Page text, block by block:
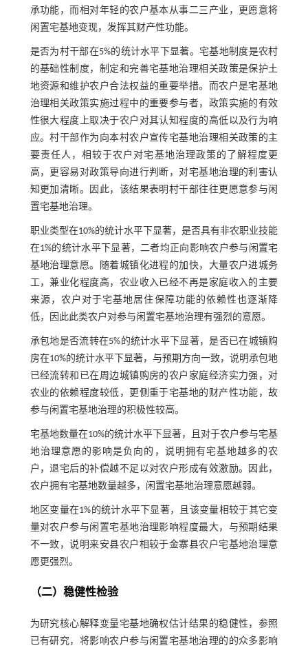
承功能，而相对年轻的农户基本从事二三产业，更愿意将
闲置宅基地变现，发挥其财产性功能。
是否为村干部在5%的统计水平下显著。宅基地制度是农村
的基础性制度，制定和完善宅基地治理相关政策是保护土
地资源和维护农户合法权益的重要举措。而农户是宅基地
治理相关政策实施过程中的重要参与者，政策实施的有效
性很大程度上取决于农户对其认知程度的高低以及行为响
应。村干部作为向本村农户宣传宅基地治理相关政策的主
要责任人，相较于农户对宅基地治理政策的了解程度更
高，更容易对政策导向进行判断，对宅基地治理的利害认
知更加清晰。因此，该结果表明村干部往往更愿意参与闲
置宅基地治理。
职业类型在10%的统计水平下显著，是否具有非农职业技能
在1%的统计水平下显著，二者均正向影响农户参与闲置宅
基地治理意愿。随着城镇化进程的加快，大量农户进城务
工，兼业化程度高，农业收入已经不再是家庭收入的主要
来源，农户对于宅基地居住保障功能的依赖性也逐渐降
低，因此此类农户对参与闲置宅基地治理有强烈的意愿。
承包地是否流转在5%的统计水平下显著，是否已在城镇购
房在10%的统计水平下显著，与预期方向一致，说明承包地
已经流转和已在周边城镇购房的农户家庭经济实力强，对
农业的依赖程度较低，更侧重于宅基地的财产性功能，故
参与闲置宅基地治理的积极性较高。
宅基地数量在10%的统计水平下显著，且对于农户参与宅基
地治理意愿的影响是负向的，说明拥有宅基地越多的农
户，退宅后的补偿越不足以对农户形成有效激励。因此，
农户拥有宅基地数量越多，闲置宅基地治理意愿越弱。
地区变量在1%的统计水平下显著，且该变量相较于其它变
量对农户参与闲置宅基地治理影响程度最大，与预期结果
不一致，说明来安县农户相较于金寨县农户宅基地治理意
愿更强烈。
（二）稳健性检验
为研究核心解释变量宅基地确权估计结果的稳健性，参照
已有研究，将影响农户参与闲置宅基地治理的的众多影响